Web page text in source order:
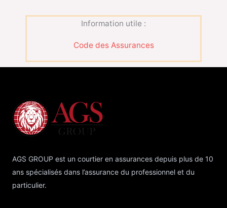
Information utile :
Code des Assurances
AGS GROUP est un courtier en assurances depuis plus de 10
ans spécialisés dans l’assurance du professionnel et du
particulier.